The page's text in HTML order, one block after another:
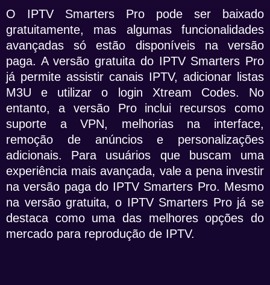
O IPTV Smarters Pro pode ser baixado
gratuitamente, mas algumas funcionalidades
avançadas só estão disponíveis na versão
paga. A versão gratuita do IPTV Smarters Pro
já permite assistir canais IPTV, adicionar listas
M3U e utilizar o login Xtream Codes. No
entanto, a versão Pro inclui recursos como
suporte a VPN, melhorias na interface,
remoção de anúncios e personalizações
adicionais. Para usuários que buscam uma
experiência mais avançada, vale a pena investir
na versão paga do IPTV Smarters Pro. Mesmo
na versão gratuita, o IPTV Smarters Pro já se
destaca como uma das melhores opções do
mercado para reprodução de IPTV.